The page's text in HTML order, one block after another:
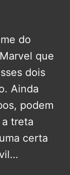
do
que
dois
Ainda
podem
treta
certa